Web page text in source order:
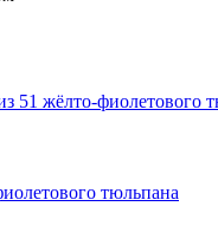
тюльпана